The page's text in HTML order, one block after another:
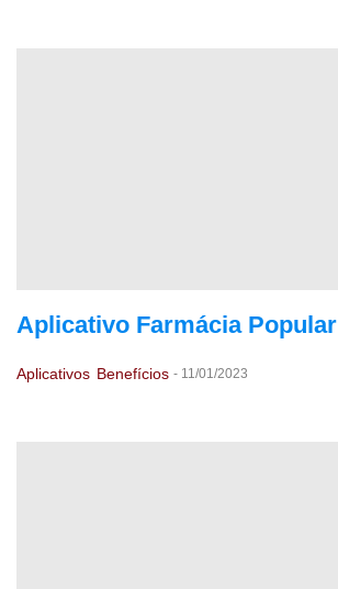
Aplicativo Farmácia Popular
Aplicativos Benefícios - 11/01/2023